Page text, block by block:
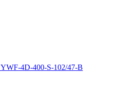
4D-400-S-102/47-B